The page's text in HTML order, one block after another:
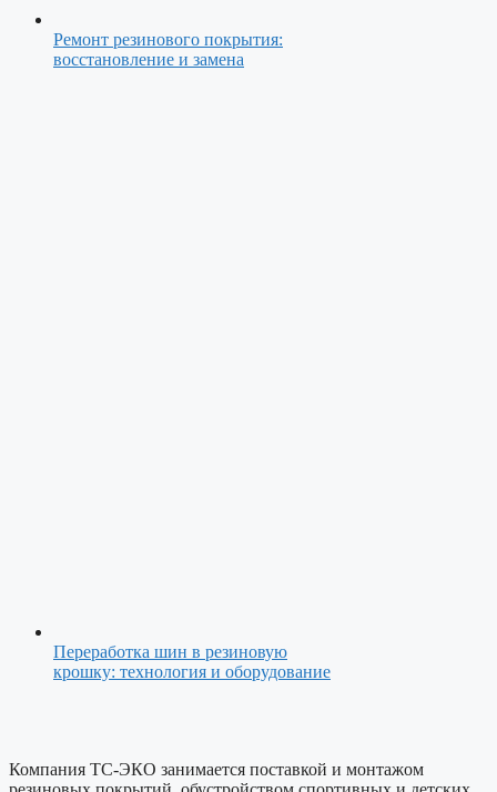
Ремонт резинового покрытия:
восстановление и замена
Переработка шин в резиновую
крошку: технология и оборудование
Компания ТС-ЭКО занимается поставкой и монтажом